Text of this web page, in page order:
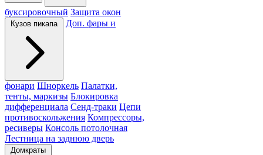
буксировочный Защита окон
Кузов пикапа Доп. фары и
фонари Шноркель Палатки,
тенты, маркизы Блокировка
дифференциала Сенд-траки Цепи
противоскольжения Компрессоры,
ресиверы Консоль потолочная
Лестница на заднюю дверь
Домкраты